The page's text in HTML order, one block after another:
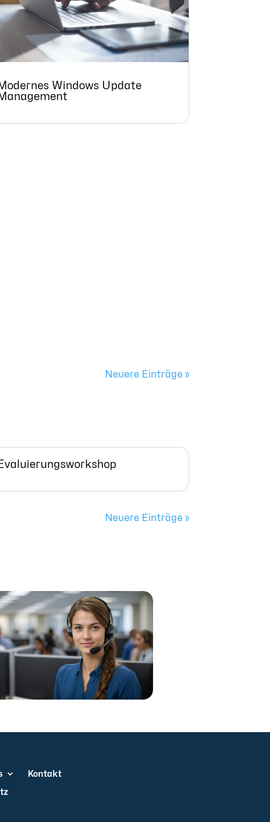
Windows Update
Neuere Einträge »
Neuere Einträge »
Kontakt